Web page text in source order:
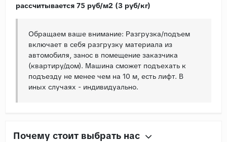
рассчитывается 75 руб/м2 (3 руб/кг)
Обращаем ваше внимание: Разгрузка/подъем
включает в себя разгрузку материала из
автомобиля, занос в помещение заказчика
(квартиру/дом). Машина сможет подъехать к
подъезду не менее чем на 10 м, есть лифт. В
иных случаях - индивидуально.
Почему стоит выбрать нас